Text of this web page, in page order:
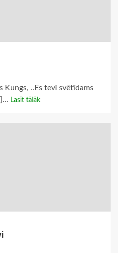
Kungs, ..Es tevi svētīdams
Lasīt tālāk